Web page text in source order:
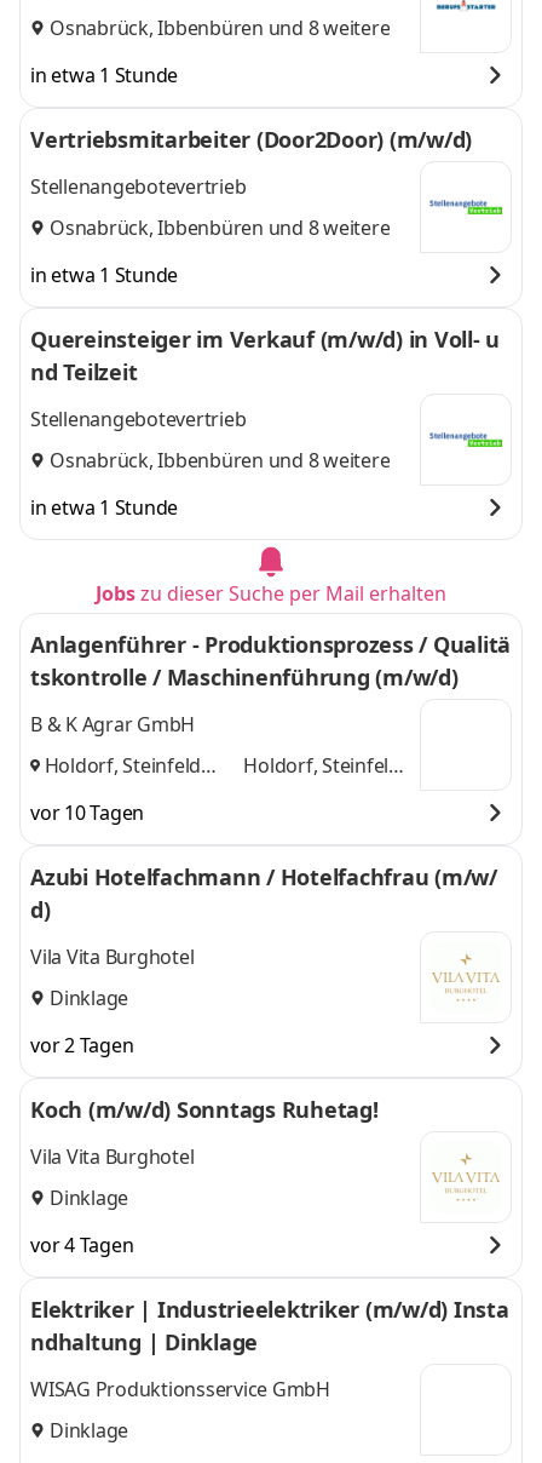
Osnabrück,Ibbenbüren und 8 weitere
in etwa 1 Stunde
Vertriebsmitarbeiter (Door2Door) (m/w/d)
Stellenangebotevertrieb
Osnabrück,Ibbenbüren und 8 weitere
in etwa 1 Stunde
Quereinsteiger im Verkauf (m/w/d) in Voll- u
nd Teilzeit
Stellenangebotevertrieb
Osnabrück,Ibbenbüren und 8 weitere
in etwa 1 Stunde
Jobszu dieser Suche per Mail erhalten
Anlagenführer - Produktionsprozess / Qualitä
tskontrolle / Maschinenführung (m/w/d)
B & K Agrar GmbH
Holdorf, Steinfeld
Holdorf, Steinfeld
vor 10 Tagen
Azubi Hotelfachmann / Hotelfachfrau (m/w/
d)
Vila Vita Burghotel
Dinklage
vor 2 Tagen
Koch (m/w/d) Sonntags Ruhetag!
Vila Vita Burghotel
Dinklage
vor 4 Tagen
Elektriker | Industrieelektriker (m/w/d) Insta
ndhaltung | Dinklage
WISAG Produktionsservice GmbH
Dinklage